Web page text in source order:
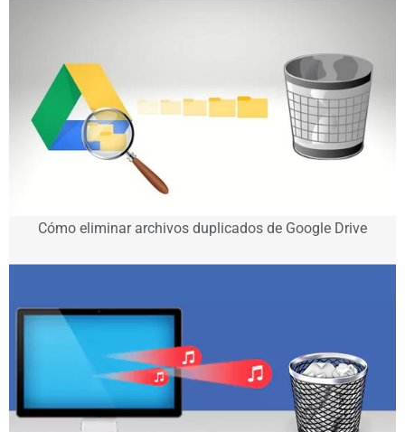
Cómo eliminar archivos duplicados de Google Drive